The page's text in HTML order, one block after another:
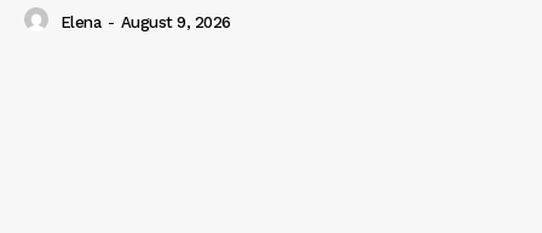
Elena - August 9, 2026